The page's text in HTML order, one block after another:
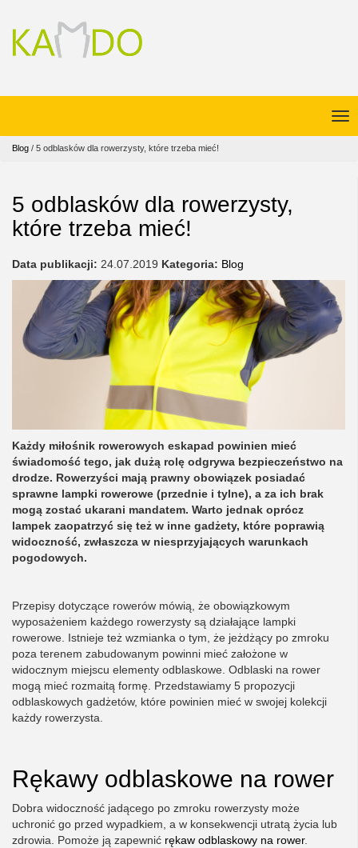
Blog / 5 odblasków dla rowerzysty, które trzeba mieć!
5 odblasków dla rowerzysty,
które trzeba mieć!
Data publikacji: 24.07.2019 Kategoria: Blog
Każdy miłośnik rowerowych eskapad powinien mieć
świadomość tego, jak dużą rolę odgrywa bezpieczeństwo na
drodze. Rowerzyści mają prawny obowiązek posiadać
sprawne lampki rowerowe (przednie i tylne), a za ich brak
mogą zostać ukarani mandatem. Warto jednak oprócz
lampek zaopatrzyć się też w inne gadżety, które poprawią
widoczność, zwłaszcza w niesprzyjających warunkach
pogodowych.
Przepisy dotyczące rowerów mówią, że obowiązkowym
wyposażeniem każdego rowerzysty są działające lampki
rowerowe. Istnieje też wzmianka o tym, że jeżdżący po zmroku
poza terenem zabudowanym powinni mieć założone w
widocznym miejscu elementy odblaskowe. Odblaski na rower
mogą mieć rozmaitą formę. Przedstawiamy 5 propozycji
odblaskowych gadżetów, które powinien mieć w swojej kolekcji
każdy rowerzysta.
Rękawy odblaskowe na rower
Dobra widoczność jadącego po zmroku rowerzysty może
uchronić go przed wypadkiem, a w konsekwencji utratą życia lub
zdrowia. Pomoże ją zapewnić rękaw odblaskowy na rower.